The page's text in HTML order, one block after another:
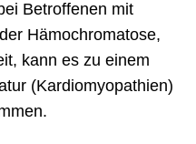
Betroffenen mit
Hämochromatose,
kann es zu einem
(Kardiomyopathien)